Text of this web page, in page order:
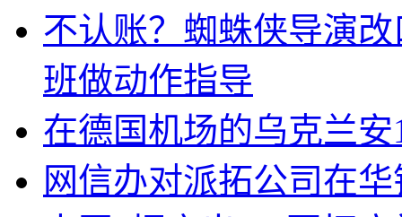
不认账？蜘蛛侠导演
班做动作指导
在德国机场的乌克兰
网信办对派拓公司在